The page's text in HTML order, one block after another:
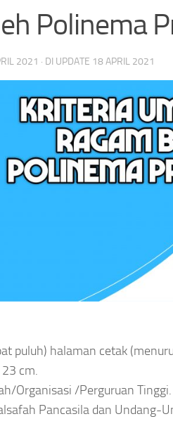
Polinema
2021 · DI UPDATE 18 APRIL 2021
puluh) halaman cetak
cm.
Organisasi /Perguruan Tinggi.
Pancasila dan Undang-